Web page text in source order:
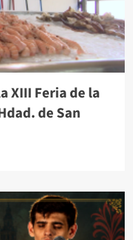
XIII Feria de la
de San